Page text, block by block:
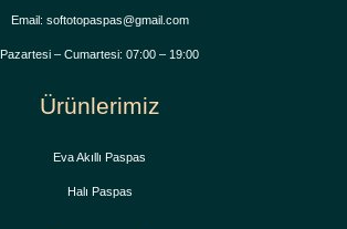
Email: softotopaspas@gmail.com
Pazartesi – Cumartesi: 07:00 – 19:00
Ürünlerimiz
Eva Akıllı Paspas
Halı Paspas